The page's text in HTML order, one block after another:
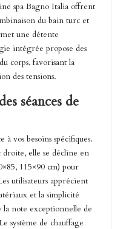
spa Bagno Italia offrent
du bain turc et
une détente
intégrée propose des
corps, favorisant la
des tensions.
séances de
à vos besoins spécifiques.
elle se décline en
115×90 cm) pour
utilisateurs apprécient
et la simplicité
note exceptionnelle de
système de chauffage